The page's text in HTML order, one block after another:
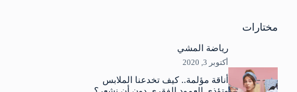
نتائج
مختارات
رياضة المشي
أكتوبر 3, 2020
أناقة مؤلمة.. كيف تخدعنا الملابس